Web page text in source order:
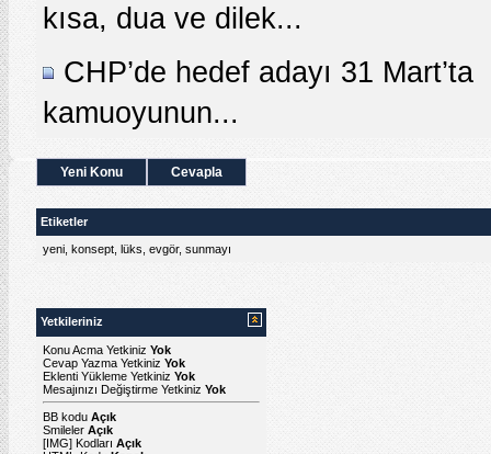
kısa, dua ve dilek...
CHP’de hedef adayı 31 Mart’ta
kamuoyunun...
Yeni Konu Cevapla
Etiketler
yeni konsept lüks evgör, sunmayı
Yetkileriniz
Konu Acma Yetkiniz Yok
Cevap Yazma Yetkiniz Yok
Eklenti Yükleme Yetkiniz Yok
Mesajınızı Değiştirme Yetkiniz Yok
BB kodu Açık
Smileler Açık
[IMG] Kodları Açık